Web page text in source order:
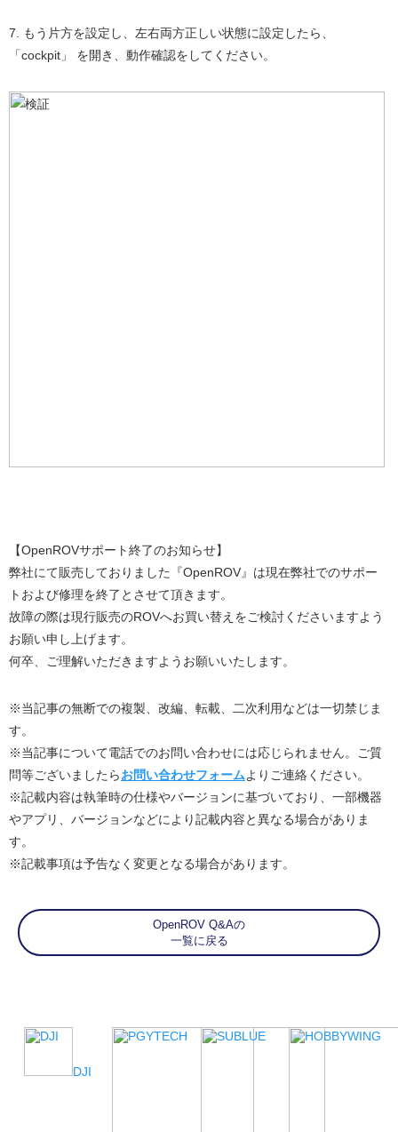
7. もう片方を設定し、左右両方正しい状態に設定したら、
「cockpit」 を開き、動作確認をしてください。
【OpenROVサポート終了のお知らせ】
弊社にて販売しておりました『OpenROV』は現在弊社でのサポー
トおよび修理を終了とさせて頂きます。
故障の際は現行販売のROVへお買い替えをご検討くださいますよう
お願い申し上げます。
何卒、ご理解いただきますようお願いいたします。
※当記事の無断での複製、改編、転載、二次利用などは一切禁じま
す。
※当記事について電話でのお問い合わせには応じられません。ご質
問等ございましたらお問い合わせフォームよりご連絡ください。
※記載内容は執筆時の仕様やバージョンに基づいており、一部機器
やアプリ、バージョンなどにより記載内容と異なる場合がありま
す。
※記載事項は予告なく変更となる場合があります。
OpenROV Q&Aの
一覧に戻る
DJI